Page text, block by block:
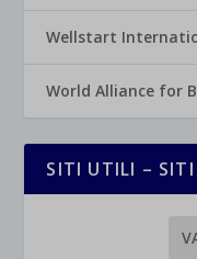
Wellstart
World Alliance for
SITI UTILI –